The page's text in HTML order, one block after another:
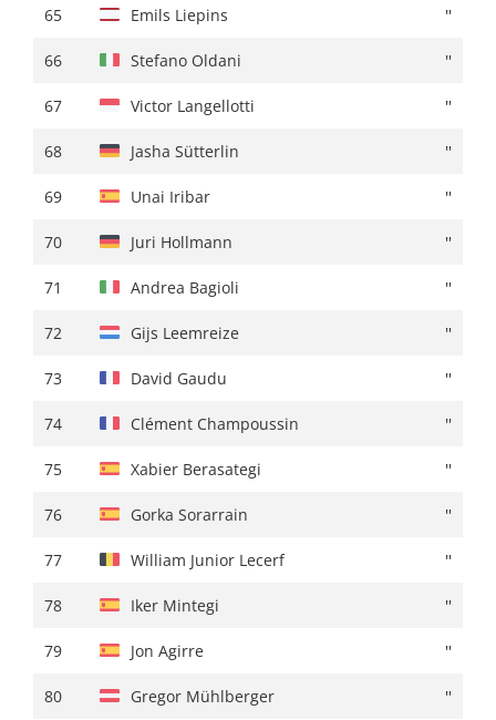
65 Emils Liepins ''
66 Stefano Oldani ''
67 Victor Langellotti ''
68 Jasha Sütterlin ''
69 Unai Iribar ''
70 Juri Hollmann ''
71 Andrea Bagioli ''
72 Gijs Leemreize ''
73 David Gaudu ''
74 Clément Champoussin ''
75 Xabier Berasategi ''
76 Gorka Sorarrain ''
77 William Junior Lecerf ''
78 Iker Mintegi ''
79 Jon Agirre ''
80 Gregor Mühlberger ''
65 David De La Cruz ''
66 Loe Van Belle ''
67 Anthony Delaplace + 01:23
68 William Junior Lecerf ''
69 Thomas Silva ''
70 Lucas Hamilton + 01:25
71 Stan Van Tricht ''
72 Ibon Ruiz + 01:26
73 Kevin Colleoni ''
74 Edoardo Zambanini + 01:27
75 Lorenzo Rota + 01:29
76 Edward Dunbar ''
77 Archie Ryan + 01:30
78 Carl Fredrik Hagen + 01:31
79 Clément Champoussin + 01:34
80 Unai Iribar + 01:35